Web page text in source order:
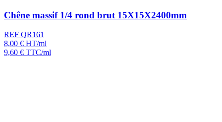
Chêne massif 1/4 rond brut 15X15X2400mm
REF QR161
8,00 € HT/ml
9,60 € TTC/ml